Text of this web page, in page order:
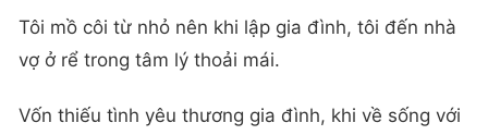
Tôi mồ côi từ nhỏ nên khi lập gia đình, tôi đến nhà
vợ ở rể trong tâm lý thoải mái.
Vốn thiếu tình yêu thương gia đình, khi về sống với